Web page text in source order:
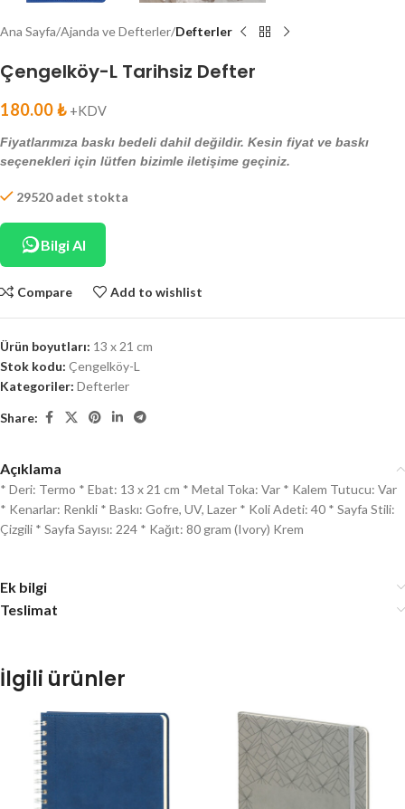
Ana Sayfa Ajanda ve Defterler Defterler
Çengelköy-L Tarihsiz Defter
180.00₺ +KDV
Fiyatlarımıza baskı bedeli dahil değildir. Kesin fiyat ve baskı
seçenekleri için lütfen bizimle iletişime geçiniz.
29520 adet stokta
Bilgi Al
Compare Add to wishlist
Ürün boyutları: 13 x 21 cm
Stok kodu: Çengelköy-L
Kategoriler: Defterler
Share:
Açıklama
* Deri: Termo * Ebat: 13 x 21 cm * Metal Toka: Var * Kalem Tutucu: Var
* Kenarlar: Renkli * Baskı: Gofre, UV, Lazer * Koli Adeti: 40 * Sayfa Stili:
Çizgili * Sayfa Sayısı: 224 * Kağıt: 80 gram (Ivory) Krem
Ek bilgi
Teslimat
İlgili ürünler